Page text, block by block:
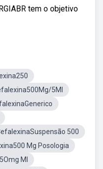
tem o objetivo
5Ml
500
Mg Posologia
Ml